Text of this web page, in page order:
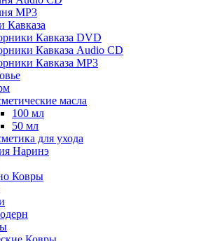
MP3
Кавказа
Кавказа DVD
Кавказа Audio CD
Кавказа MP3
масла
100 мл
50 мл
для ухода
Наринэ
Ковры